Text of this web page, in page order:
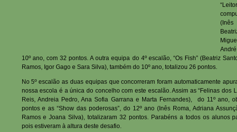
10º ano, com 32 pontos. A outra equipa do 4º escalão, “Os Fish” (Beatriz
Ramos, Igor Gago e Sara Silva), também do 10º ano, totalizou 26 pontos.
No 5º escalão as duas equipas que concorreram foram automaticamente
nossa escola é a única do concelho com este escalão. Assim as “Felinas dos
Reis, Andreia Pedro, Ana Sofia Garrana e Marta Fernandes), do 11º ano,
pontos e as “Show das poderosas”, do 12º ano (Inês Roma, Adriana
Ramos e Joana Silva), totalizaram 32 pontos. Parabéns a todos os alunos
pois estiveram à altura deste desafio.